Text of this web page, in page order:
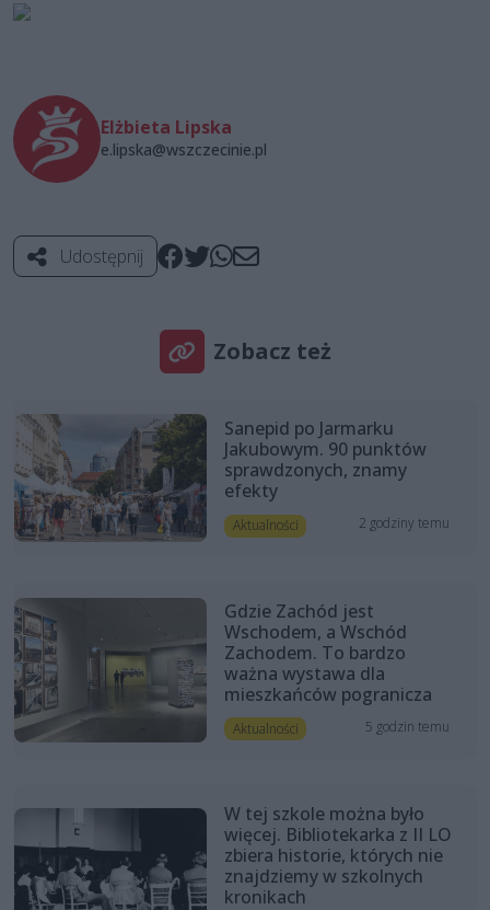
Elżbieta Lipska
e.lipska@wszczecinie.pl
Udostępnij
Zobacz też
Sanepid po Jarmarku
Jakubowym. 90 punktów
sprawdzonych, znamy
efekty
Aktualności 2 godziny temu
Gdzie Zachód jest
Wschodem, a Wschód
Zachodem. To bardzo
ważna wystawa dla
mieszkańców pogranicza
Aktualności 5 godzin temu
W tej szkole można było
więcej. Bibliotekarka z II LO
zbiera historie, których nie
znajdziemy w szkolnych
kronikach